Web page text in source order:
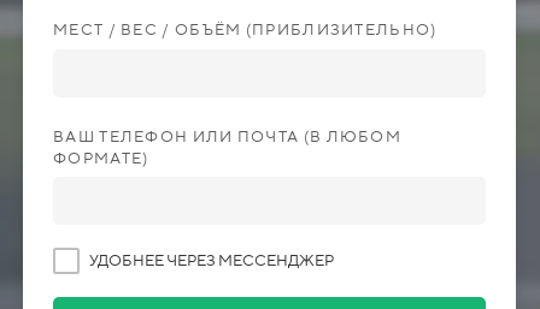
МЕСТ / ВЕС / ОБЪЁМ (ПРИБЛИЗИТЕЛЬНО)
ВАШ ТЕЛЕФОН ИЛИ ПОЧТА (В ЛЮБОМ
ФОРМАТЕ)
УДОБНЕЕ ЧЕРЕЗ МЕССЕНДЖЕР